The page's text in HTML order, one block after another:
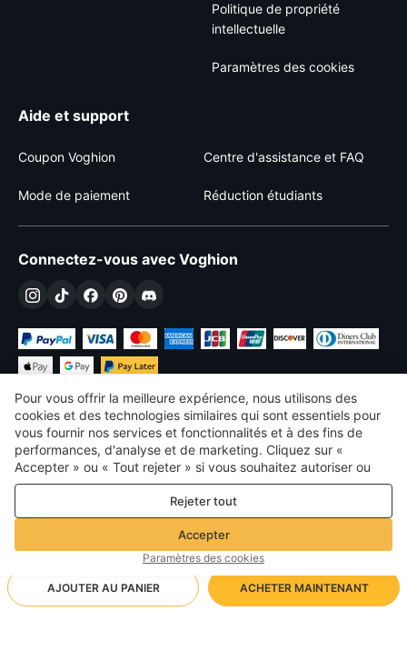
AJOUTER AU PANIER ACHETER MAINTENANT
Politique de propriété
intellectuelle
Paramètres des cookies
Aide et support
Coupon Voghion Centre d'assistance et FAQ
Mode de paiement Réduction étudiants
Connectez-vous avec Voghion
€ EUR France
©2026 Voghion
termes et conditions
Politique de confidentialité et de cookies
Règles communautaires
Pour vous offrir la meilleure expérience, nous utilisons des
cookies et des technologies similaires qui sont essentiels pour
vous fournir nos services et fonctionnalités et à des fins de
performances, d'analyse et de marketing. Cliquez sur «
Accepter » ou « Tout rejeter » si vous souhaitez autoriser ou
refuser tout. cookies à des fins de performance, d’analyse et
de marketing. Pour plus de détails, consultez notre
confidentialité et de cookies
Rejeter tout
Accepter
Paramètres des cookies